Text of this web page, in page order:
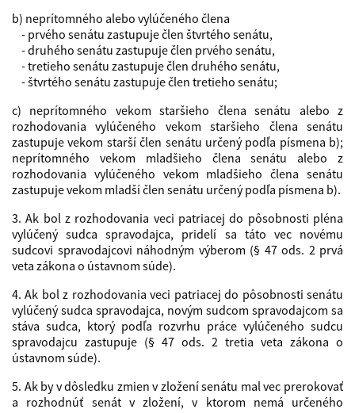
b) neprítomného alebo vylúčeného člena
- prvého senátu zastupuje člen štvrtého senátu,
- druhého senátu zastupuje člen prvého senátu,
- tretieho senátu zastupuje člen druhého senátu,
- štvrtého senátu zastupuje člen tretieho senátu;
c) neprítomného vekom staršieho člena senátu alebo z
rozhodovania vylúčeného vekom staršieho člena senátu
zastupuje vekom starší člen senátu určený podľa písmena b);
neprítomného vekom mladšieho člena senátu alebo z
rozhodovania vylúčeného vekom mladšieho člena senátu
zastupuje vekom mladší člen senátu určený podľa písmena b).
3. Ak bol z rozhodovania veci patriacej do pôsobnosti pléna
vylúčený sudca spravodajca, pridelí sa táto vec novému
sudcovi spravodajcovi náhodným výberom (§ 47 ods. 2 prvá
veta zákona o ústavnom súde).
4. Ak bol z rozhodovania veci patriacej do pôsobnosti senátu
vylúčený sudca spravodajca, novým sudcom spravodajcom sa
stáva sudca, ktorý podľa rozvrhu práce vylúčeného sudcu
spravodajcu zastupuje (§ 47 ods. 2 tretia veta zákona o
ústavnom súde).
5. Ak by v dôsledku zmien v zložení senátu mal vec prerokovať
a rozhodnúť senát v zložení, v ktorom nemá určeného